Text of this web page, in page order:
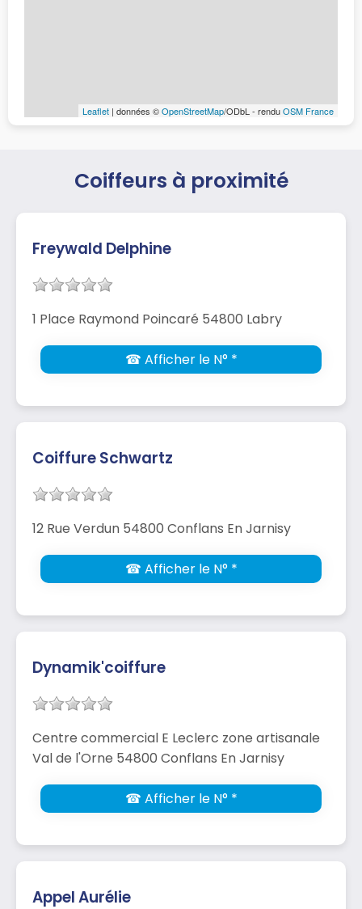
Leaflet | données ©OpenStreetMap/ODbL - renduOSM France
Coiffeurs à proximité
Freywald Delphine
1 Place Raymond Poincaré 54800 Labry
☎ Afficher le N° *
Coiffure Schwartz
12 Rue Verdun 54800 Conflans En Jarnisy
☎ Afficher le N° *
Dynamik'coiffure
Centre commercial E Leclerc zone artisanale
Val de l'Orne 54800 Conflans En Jarnisy
☎ Afficher le N° *
Appel Aurélie